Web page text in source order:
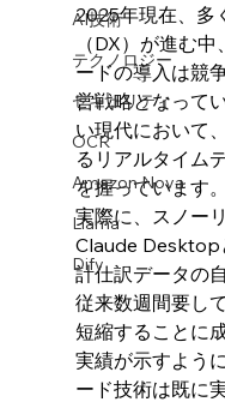
AI技術
テクノロジー
セキュリティ
OCR
Amazon Nova
Llama
Dify
2025年現在、多
（DX）が進む
ードの導入は競
営戦略となって
い現代において
るリアルタイム
を握っています。
実際に、スノー
Claude Desktop
計仕訳データの
従来数週間要し
短縮することに
実績が示すよう
ード技術は既に